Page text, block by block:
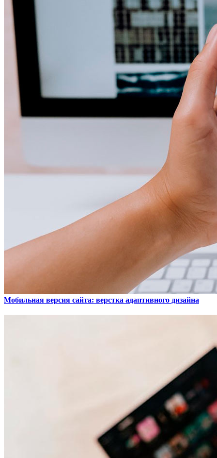
Мобильная версия сайта: верстка адаптивного дизайна